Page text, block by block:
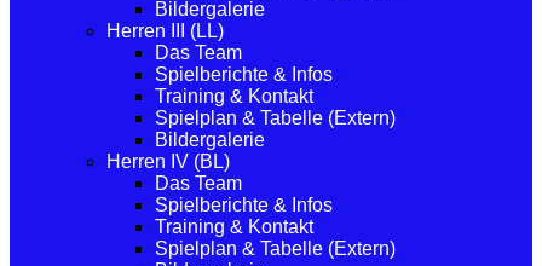
Bildergalerie
Herren III (LL)
Das Team
Spielberichte & Infos
Training & Kontakt
Spielplan & Tabelle (Extern)
Bildergalerie
Herren IV (BL)
Das Team
Spielberichte & Infos
Training & Kontakt
Spielplan & Tabelle (Extern)